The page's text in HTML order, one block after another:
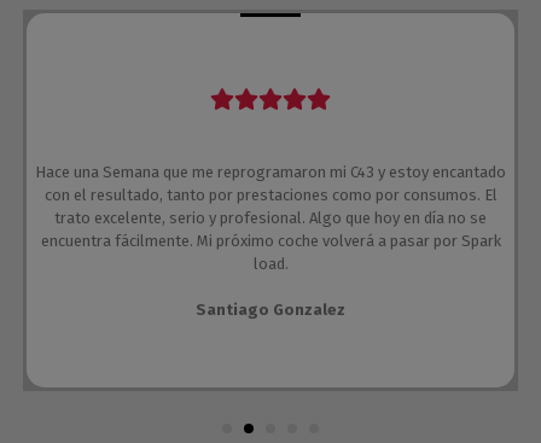
Hace una Semana que me reprogramaron mi C43 y estoy encantado
con el resultado, tanto por prestaciones como por consumos. El
trato excelente, serio y profesional. Algo que hoy en día no se
encuentra fácilmente. Mi próximo coche volverá a pasar por Spark
load.
Santiago Gonzalez